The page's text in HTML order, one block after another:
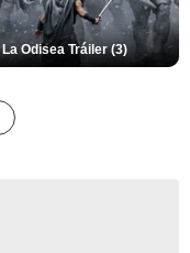
La Odisea Tráiler (3)